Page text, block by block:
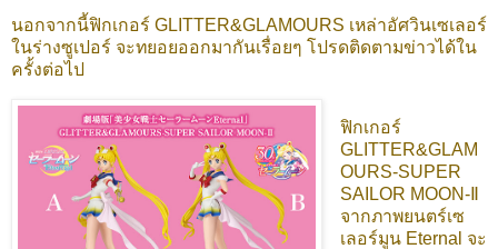
นอกจากนี้ฟิกเกอร์ GLITTER&GLAMOURS เหล่าอัศวินเซเลอร์
ในร่างซูเปอร์ จะทยอยออกมากันเรื่อยๆ โปรดติดตามข่าวได้ใน
ครั้งต่อไป
ฟิกเกอร์
GLITTER&GLAM
OURS-SUPER
SAILOR MOON-Ⅱ
จากภาพยนตร์เซ
เลอร์มูน Eternal จะ